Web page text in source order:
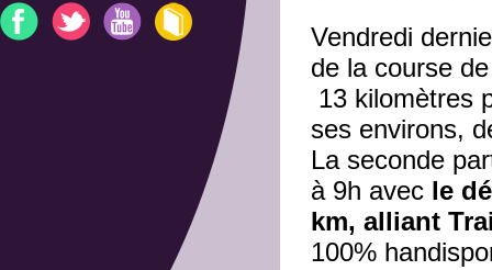
Vendredi
de la course
13 kilomètres
ses environs,
La seconde
à 9h avec le
km, alliant
100%